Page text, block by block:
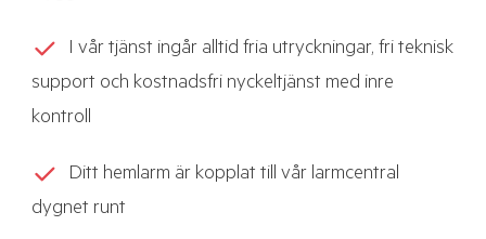
I vår tjänst ingår alltid fria utryckningar, fri teknisk
support och kostnadsfri nyckeltjänst med inre
kontroll
Ditt hemlarm är kopplat till vår larmcentral
dygnet runt